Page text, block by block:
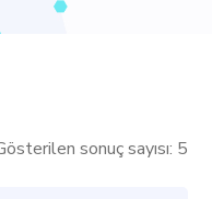
sonuç sayısı: 5